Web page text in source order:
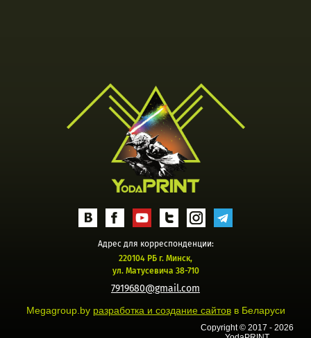
Адрес для корреспонденции:
220104 РБ г. Минск,
ул. Матусевича 38-710
7919680@gmail.com
Megagroup.by разработка и создание сайтовв Беларуси
Copyright © 2017 - 2026